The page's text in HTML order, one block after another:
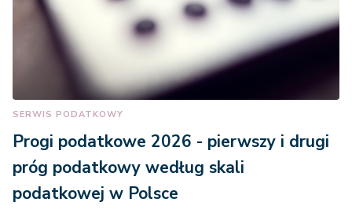
SERWIS PODATKOWY
Progi podatkowe 2026 - pierwszy i drugi
próg podatkowy według skali
podatkowej w Polsce